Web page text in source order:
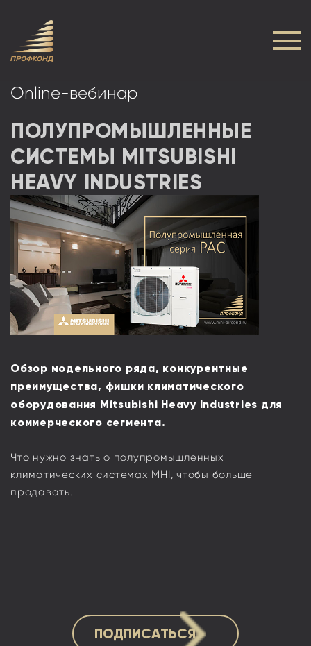
Online-вебинар
ПОЛУПРОМЫШЛЕННЫЕ
СИСТЕМЫ MITSUBISHI
HEAVY INDUSTRIES
Обзор модельного ряда, конкурентные
преимущества, фишки климатического
оборудования Mitsubishi Heavy Industries для
коммерческого сегмента.
Что нужно знать о полупромышленных
климатических системах MHI, чтобы больше
продавать.
ПОДПИСАТЬСЯ